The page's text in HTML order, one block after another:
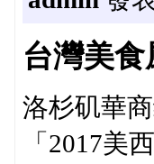
台灣美
洛杉矶華
「2017美